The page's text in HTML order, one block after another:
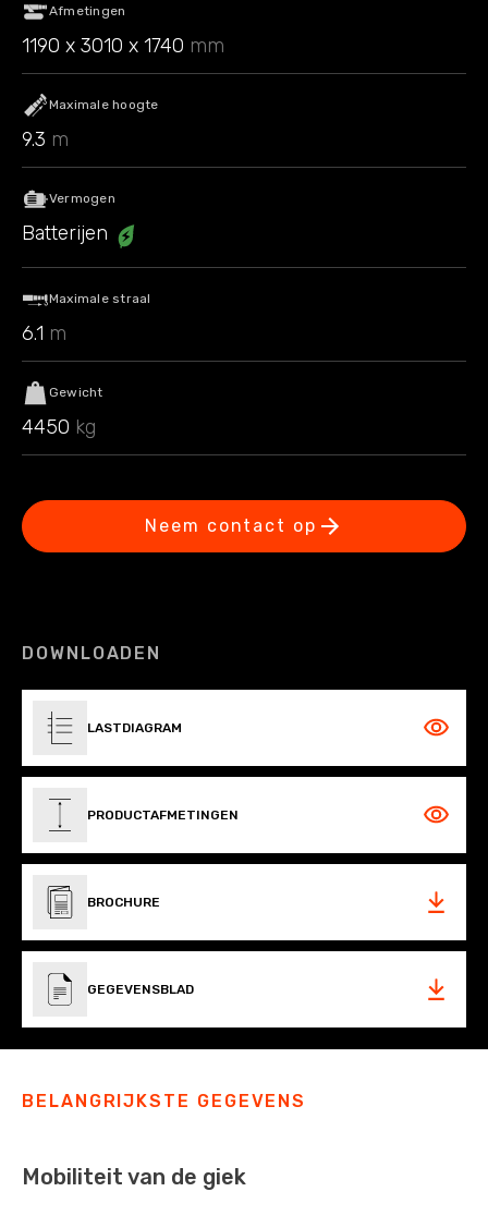
Afmetingen
1190 x 3010 x 1740 mm
Maximale hoogte
9.3 m
Vermogen
Batterijen
Maximale straal
6.1 m
Gewicht
4450 kg
Neem contact op
DOWNLOADEN
LASTDIAGRAM
PRODUCTAFMETINGEN
BROCHURE
GEGEVENSBLAD
BELANGRIJKSTE GEGEVENS
Mobiliteit van de giek